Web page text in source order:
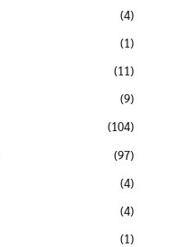
(4)
(1)
(11)
(9)
(104)
(97)
(4)
(4)
(1)